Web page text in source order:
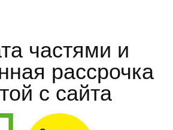
частями и
рассрочка
с сайта